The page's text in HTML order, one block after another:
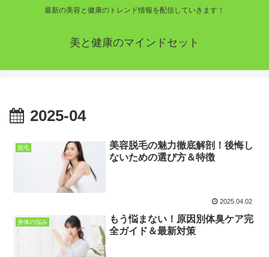
最新の美容と健康のトレンド情報を配信していきます！
美と健康のマインドセット
2025-04
脱毛
美容脱毛の魅力徹底解剖！後悔し
ないための選び方＆特徴
2025.04.02
身体の悩み
もう悩まない！原因別体臭ケア完
全ガイド＆最新対策